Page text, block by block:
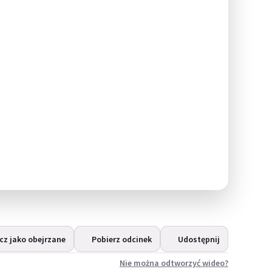
jako obejrzane Pobierz odcinek Udostępnij
Nie można odtworzyć wideo?